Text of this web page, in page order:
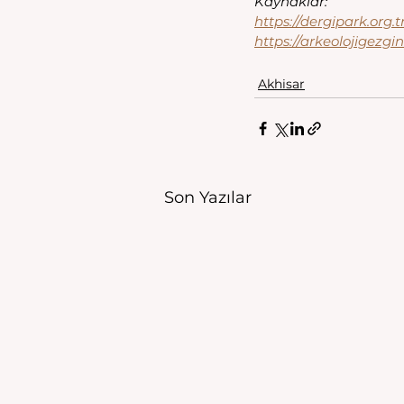
https://
https://
Akhisar
Son Yazılar